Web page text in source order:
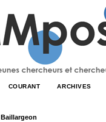
COURANT
ARCHIVES
Baillargeon